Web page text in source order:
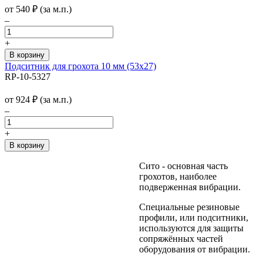
от 540 ₽ (за м.п.)
–
+
Подситник для грохота 10 мм (53х27)
RP-10-5327
от 924 ₽ (за м.п.)
–
+
Сито - основная часть
грохотов, наиболее
подверженная вибрации.
Специальные резиновые
профили, или подситники,
используются для защиты
сопряжённых частей
оборудования от вибрации.